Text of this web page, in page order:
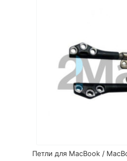
Петли для MacBook /